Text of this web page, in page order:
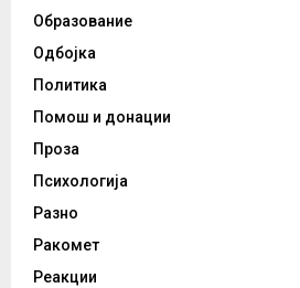
Образование
Одбојка
Политика
Помош и донации
Проза
Психологија
Разно
Ракомет
Реакции